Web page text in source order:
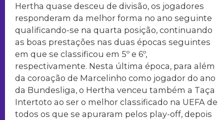
Hertha quase desceu de divisão, os jogadores
responderam da melhor forma no ano seguinte
qualificando-se na quarta posição, continuando
as boas prestações nas duas épocas seguintes
em que se classificou em 5º e 6º,
respectivamente. Nesta última época, para além
da coroação de Marcelinho como jogador do ano
da Bundesliga, o Hertha venceu também a Taça
Intertoto ao ser o melhor classificado na UEFA de
todos os que se apuraram pelos play-off, depois